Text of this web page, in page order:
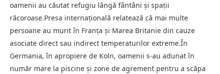
oamenii au căutat refugiu lângă fântâni și spații
răcoroase.Presa internațională relatează că mai multe
persoane au murit în Franța și Marea Britanie din cauze
asociate direct sau indirect temperaturilor extreme.În
Germania, în apropiere de Koln, oamenii s-au adunat în
număr mare la piscine și zone de agrement pentru a scăpa